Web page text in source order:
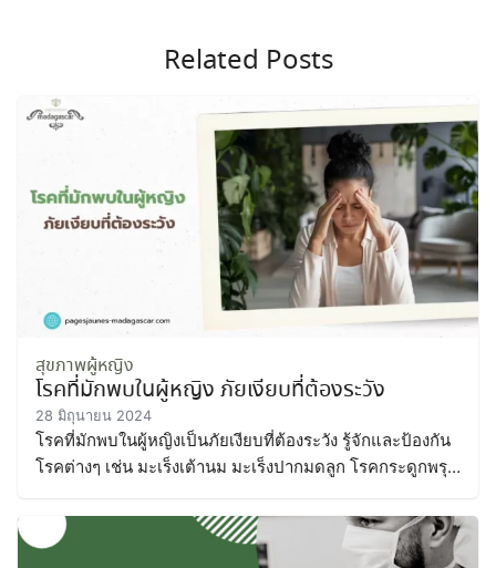
Related Posts
สุขภาพผู้หญิง
โรคที่มักพบในผู้หญิง ภัยเงียบที่ต้องระวัง
28 มิถุนายน 2024
โรคที่มักพบในผู้หญิงเป็นภัยเงียบที่ต้องระวัง รู้จักและป้องกัน
โรคต่างๆ เช่น มะเร็งเต้านม มะเร็งปากมดลูก โรคกระดูกพรุน